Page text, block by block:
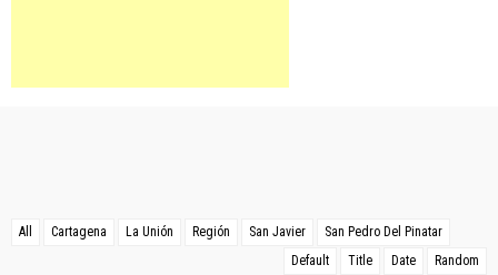
All Cartagena La Unión Región San Javier
San Pedro Del Pinatar
Default
Title Date Random